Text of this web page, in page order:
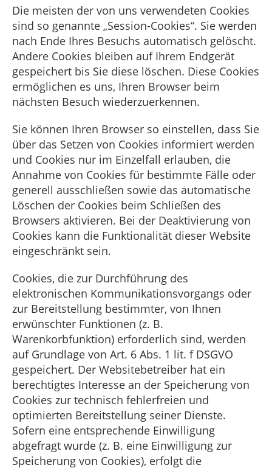
Die meisten der von uns verwendeten Cookies
sind so genannte „Session-Cookies“. Sie werden
nach Ende Ihres Besuchs automatisch gelöscht.
Andere Cookies bleiben auf Ihrem Endgerät
gespeichert bis Sie diese löschen. Diese Cookies
ermöglichen es uns, Ihren Browser beim
nächsten Besuch wiederzuerkennen.
Sie können Ihren Browser so einstellen, dass Sie
über das Setzen von Cookies informiert werden
und Cookies nur im Einzelfall erlauben, die
Annahme von Cookies für bestimmte Fälle oder
generell ausschließen sowie das automatische
Löschen der Cookies beim Schließen des
Browsers aktivieren. Bei der Deaktivierung von
Cookies kann die Funktionalität dieser Website
eingeschränkt sein.
Cookies, die zur Durchführung des
elektronischen Kommunikationsvorgangs oder
zur Bereitstellung bestimmter, von Ihnen
erwünschter Funktionen (z. B.
Warenkorbfunktion) erforderlich sind, werden
auf Grundlage von Art. 6 Abs. 1 lit. f DSGVO
gespeichert. Der Websitebetreiber hat ein
berechtigtes Interesse an der Speicherung von
Cookies zur technisch fehlerfreien und
optimierten Bereitstellung seiner Dienste.
Sofern eine entsprechende Einwilligung
abgefragt wurde (z. B. eine Einwilligung zur
Speicherung von Cookies), erfolgt die